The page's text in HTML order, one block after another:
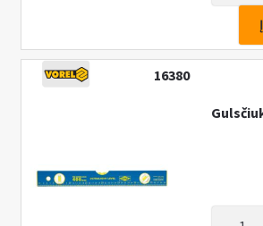
akių
mm
16380